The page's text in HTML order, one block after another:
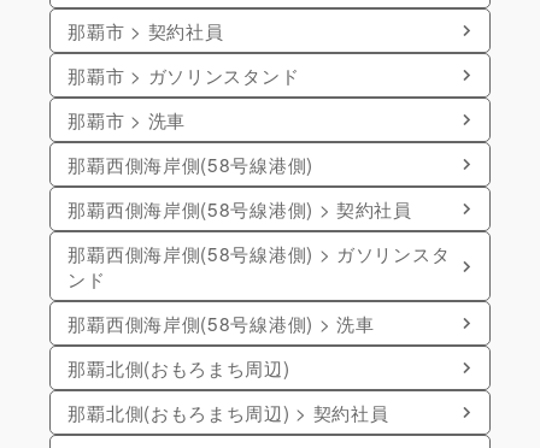
那覇市 > 契約社員
那覇市 > ガソリンスタンド
那覇市 > 洗車
那覇西側海岸側(58号線港側)
那覇西側海岸側(58号線港側) > 契約社員
那覇西側海岸側(58号線港側) > ガソリンスタ
ンド
那覇西側海岸側(58号線港側) > 洗車
那覇北側(おもろまち周辺)
那覇北側(おもろまち周辺) > 契約社員